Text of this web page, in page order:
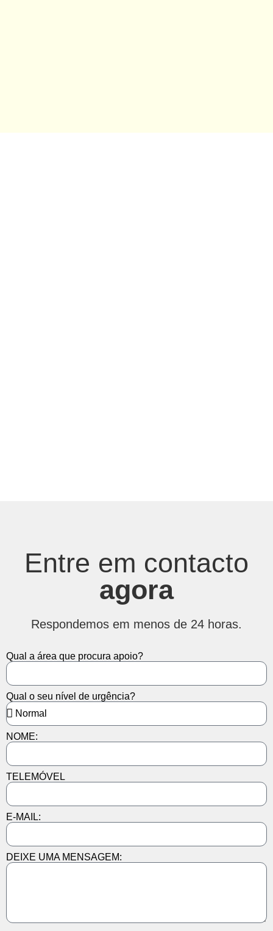
Entre em contacto
agora
Respondemos em menos de 24 horas.
Qual a área que procura apoio?
Qual o seu nível de urgência?
NOME:
TELEMÓVEL
E-MAIL:
DEIXE UMA MENSAGEM: